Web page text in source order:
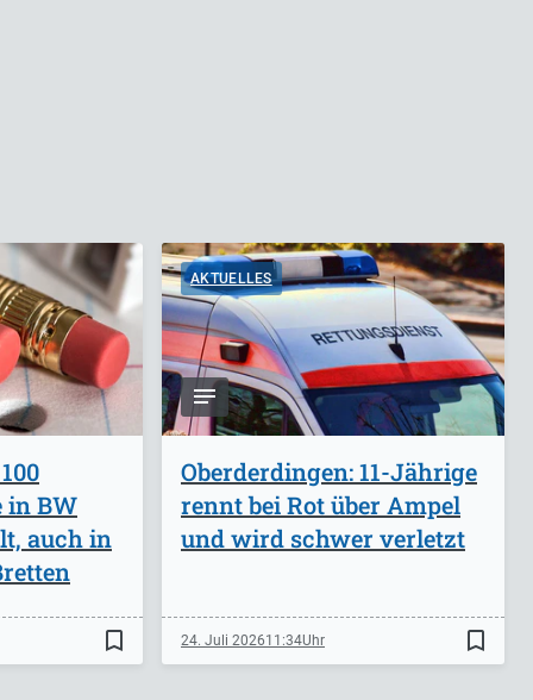
in BW
auch in
bookmark_border
AKTUELLES
Oberderdingen: 11-Jährige
rennt bei Rot über Ampel
und wird schwer verletzt
24. Juli 202611:34 bookmark_border